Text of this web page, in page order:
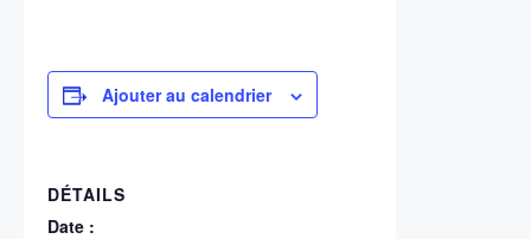
Ajouter au calendrier
DÉTAILS
Date :